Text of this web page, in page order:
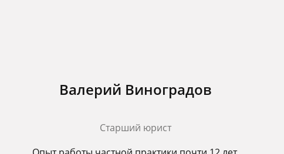
Валерий Виноградов
Старший юрист